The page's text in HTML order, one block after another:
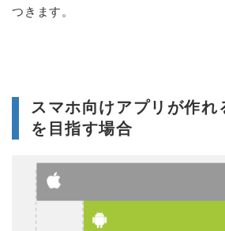
つきます。
スマホ向けアプリが作れ
を目指す場合